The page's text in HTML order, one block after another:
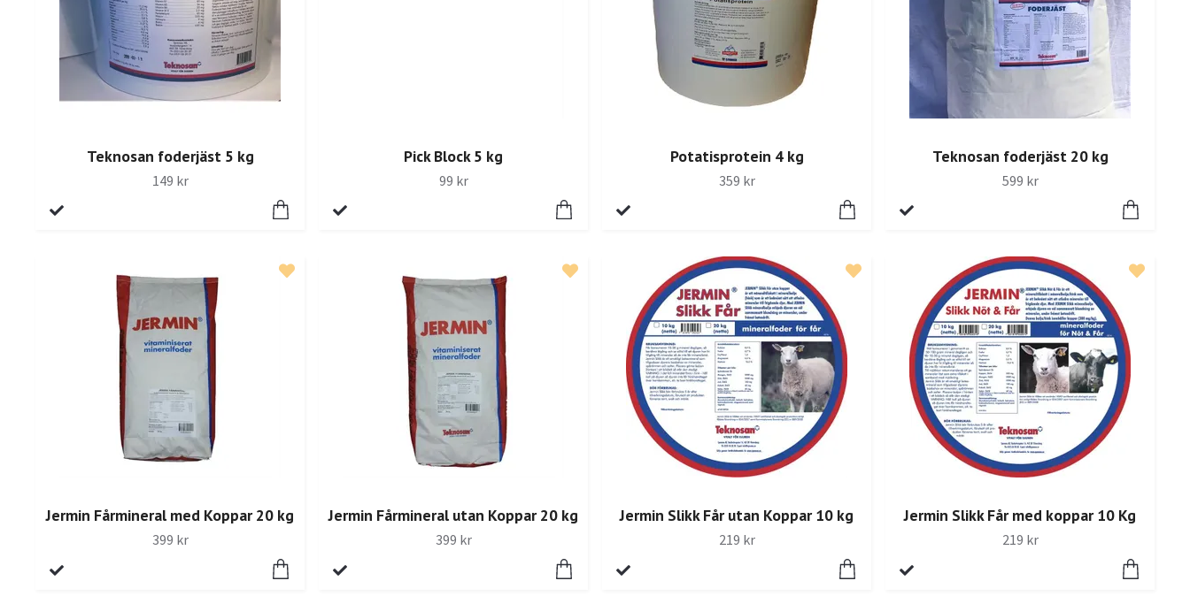
Teknosan foderjäst 5 kg
149 kr
Pick Block 5 kg
99 kr
Potatisprotein 4 kg
359 kr
Teknosan foderjäst 20 kg
599 kr
Jermin Fårmineral med Koppar 20 kg
399 kr
Jermin Fårmineral utan Koppar 20 kg
399 kr
Jermin Slikk Får utan Koppar 10 kg
219 kr
Jermin Slikk Får med koppar 10 Kg
219 kr